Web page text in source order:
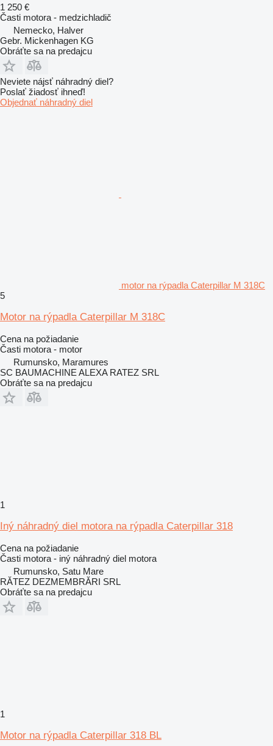
1 250 €
Časti motora - medzichladič
Nemecko, Halver
Gebr. Mickenhagen KG
Obráťte sa na predajcu
Neviete nájsť náhradný diel?
Poslať žiadosť ihneď!
Objednať náhradný diel
motor na rýpadla Caterpillar M 318C
5
Motor na rýpadla Caterpillar M 318C
Cena na požiadanie
Časti motora - motor
Rumunsko, Maramures
SC BAUMACHINE ALEXA RATEZ SRL
Obráťte sa na predajcu
1
Iný náhradný diel motora na rýpadla Caterpillar 318
Cena na požiadanie
Časti motora - iný náhradný diel motora
Rumunsko, Satu Mare
RĂTEZ DEZMEMBRĂRI SRL
Obráťte sa na predajcu
1
Motor na rýpadla Caterpillar 318 BL